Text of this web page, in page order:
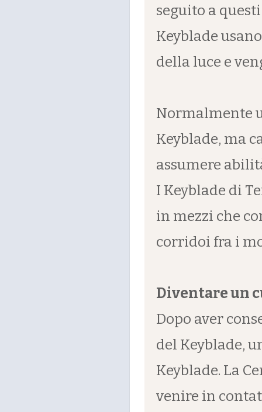
seguito a
Keyblade
della luce e
Normalmente
Keyblade, ma
assumere
I Keyblade di
in mezzi che
corridoi fra i
Diventare un
Dopo aver
del Keyblade,
Keyblade. La
venire in